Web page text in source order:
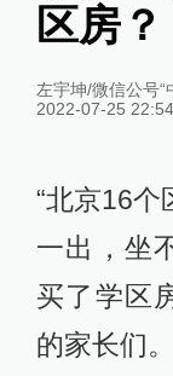
区房？
左宇坤/微信公号“
2022-07-25 22:54
“北京16个
一出，坐
买了学区
的家长们。